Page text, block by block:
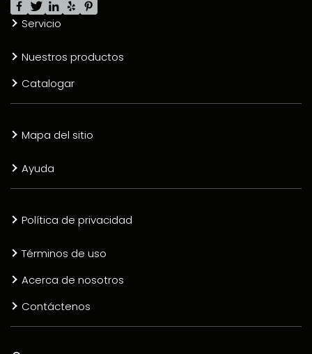
Servicio
Nuestros productos
Catalogar
Mapa del sitio
Ayuda
Política de privacidad
Términos de uso
Acerca de nosotros
Contáctenos